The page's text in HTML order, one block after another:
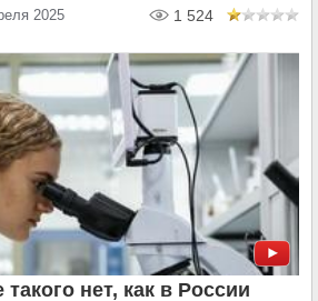
2025 1 524
нет, как в России